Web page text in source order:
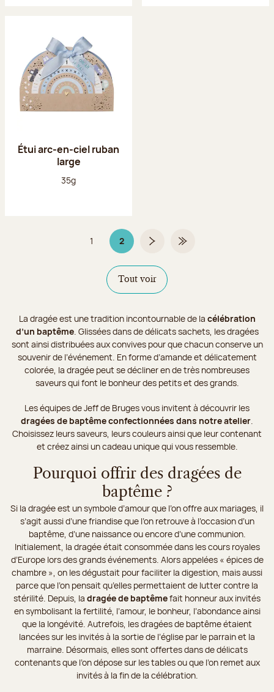
Étui arc-en-ciel ruban
large
Poids net :
35g
Page
1 2Page 2 sur 2Page suivanteDernière page
Tout voir
La dragée est une tradition incontournable de la célébration
d’un baptême. Glissées dans de délicats sachets, les dragées
sont ainsi distribuées aux convives pour que chacun conserve un
souvenir de l’événement. En forme d’amande et délicatement
colorée, la dragée peut se décliner en de très nombreuses
saveurs qui font le bonheur des petits et des grands.
Les équipes de Jeff de Bruges vous invitent à découvrir les
dragées de baptême confectionnées dans notre atelier
Choisissez leurs saveurs, leurs couleurs ainsi que leur contenant
et créez ainsi un cadeau unique qui vous ressemble.
Pourquoi offrir des dragées de
baptême ?
Si la dragée est un symbole d’amour que l’on offre aux mariages, il
s’agit aussi d’une friandise que l’on retrouve à l’occasion d’un
baptême, d’une naissance ou encore d’une communion.
Initialement, la dragée était consommée dans les cours royales
d’Europe lors des grands événements. Alors appelées « épices de
chambre », on les dégustait pour faciliter la digestion, mais aussi
parce que l’on pensait qu’elles permettaient de lutter contre la
stérilité. Depuis, la dragée de baptêmefait honneur aux invités
en symbolisant la fertilité, l’amour, le bonheur, l’abondance ainsi
que la longévité. Autrefois, les dragées de baptême étaient
lancées sur les invités à la sortie de l’église par le parrain et la
marraine. Désormais, elles sont offertes dans de délicats
contenants que l’on dépose sur les tables ou que l’on remet aux
invités à la fin de la célébration.